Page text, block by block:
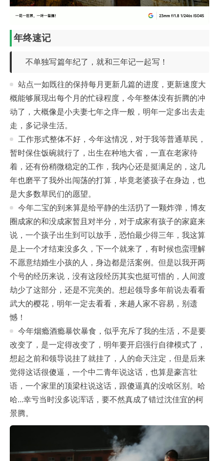
年终速记
不单独写篇年纪了，就和三年记一起写！
站点一如既往的保持每月更新几篇的进度，更新速度大
概能够展现出每个月的忙碌程度，今年整体没有折腾的冲
动了，大概像是小夫妻七年之痒一般，明年一定多出去走
走，多记录生活。
工作形式整体不好，今年这情况，对于我等普通草民，
暂时保住饭碗就行了，出生在种地大省，一直在老家待
着，还有份稍微稳定的工作，我内心还是挺满足的，这几
年也磨平了我外出闯荡的打算，毕竟老婆孩子在身边，也
是大多数草民们的愿望。
今年二宝的到来算是给平静的生活扔了一颗炸弹，博友
圈成家的和没成家暂且对半分，对于成家有孩子的家庭来
说，一个孩子出生到可以放手，恐怕最少得三年，我这算
是上一个才结束没多久，下一个就来了，有时候也蛮理解
不愿意结婚生小孩的人，身边都是活案例。但是以我开两
个号的经历来说，没有这段经历其实也挺可惜的，人间渡
劫少了这部分，还是不完美的。想起领导多年前说去看看
武大的樱花，明年一定去看看，来趟人家不容易，别遗
憾！
今年烟瘾酒瘾暴饮暴食，似乎充斥了我的生活，不是要
改变了，是一定得改变了，明年要开启强行自律模式了，
想起之前和领导说挂了就挂了，人的命天注定，但是后来
觉得这话很傻逼，一个中二青年说这话，也算是豪言壮
语，一个家里的顶梁柱说这话，跟傻逼真的没啥区别。哈
哈...幸亏当时没多说浑话，要不然真成了错过沈佳宜的柯
景腾。